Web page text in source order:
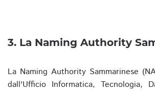
3. La Naming Authority
La Naming Authority Sammarinese
dall'Ufficio Informatica, Tecnologia,